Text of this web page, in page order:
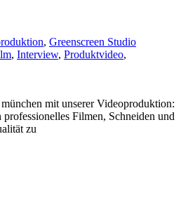
, Greenscreen Studio
, Interview, Produktvideo,
mit unserer Videoproduktion:
Filmen, Schneiden und
zu